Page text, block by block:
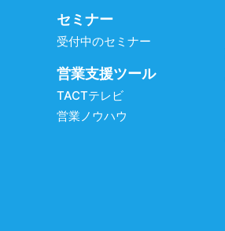
セミナー
受付中のセミナー
営業支援ツール
TACTテレビ
営業ノウハウ